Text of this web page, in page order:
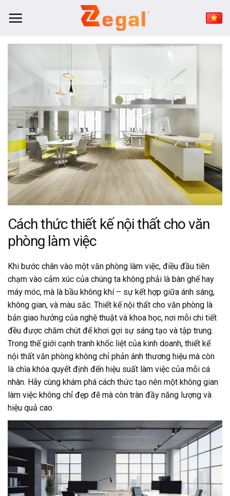
qua
dung
Cách thức thiết kế nội thất cho văn
phòng làm việc
Khi bước chân vào một văn phòng làm việc, điều đầu tiên
chạm vào cảm xúc của chúng ta không phải là bàn ghế hay
máy móc, mà là bầu không khí – sự kết hợp giữa ánh sáng,
không gian, và màu sắc. Thiết kế nội thất cho văn phòng là
bản giao hưởng của nghệ thuật và khoa học, nơi mỗi chi tiết
đều được chăm chút để khơi gợi sự sáng tạo và tập trung.
Trong thế giới cạnh tranh khốc liệt của kinh doanh, thiết kế
nội thất văn phòng không chỉ phản ánh thương hiệu mà còn
là chìa khóa quyết định đến hiệu suất làm việc của mỗi cá
nhân. Hãy cùng khám phá cách thức tạo nên một không gian
làm việc không chỉ đẹp đẽ mà còn tràn đầy năng lượng và
hiệu quả cao.